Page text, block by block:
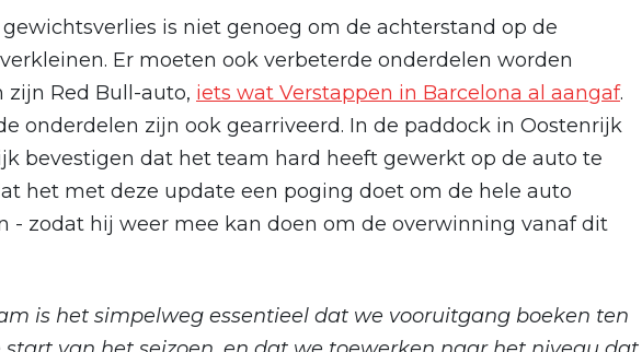
is niet genoeg om de achterstand op de
Er moeten ook verbeterde onderdelen worden
zijn Red Bull-auto, iets wat Verstappen in Barcelona al aangaf.
onderdelen zijn ook gearriveerd. In de paddock in Oostenrijk
bevestigen dat het team hard heeft gewerkt op de auto te
het met deze update een poging doet om de hele auto
- zodat hij weer mee kan doen om de overwinning vanaf dit
is het simpelweg essentieel dat we vooruitgang boeken ten